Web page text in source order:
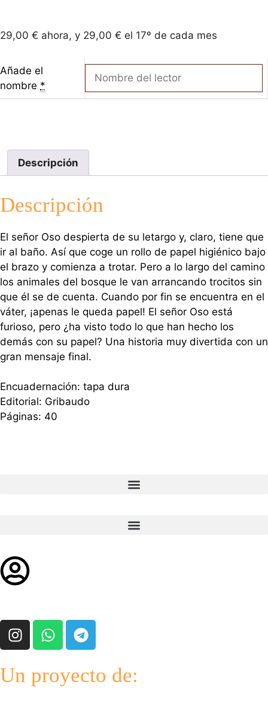
29,00 € ahora, y 29,00 € el 17º de cada mes
Añade el
nombre *
Descripción
Descripción
El señor Oso despierta de su letargo y, claro, tiene que
ir al baño. Así que coge un rollo de papel higiénico bajo
el brazo y comienza a trotar. Pero a lo largo del camino
los animales del bosque le van arrancando trocitos sin
que él se de cuenta. Cuando por fin se encuentra en el
váter, ¡apenas le queda papel! El señor Oso está
furioso, pero ¿ha visto todo lo que han hecho los
demás con su papel? Una historia muy divertida con un
gran mensaje final.
Encuadernación: tapa dura
Editorial: Gribaudo
Páginas: 40
Un proyecto de: